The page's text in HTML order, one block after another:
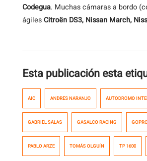
Codegua. Muchas cámaras a bordo
ágilesCitroën DS3, Nissan March,
Esta publicación esta
AIC ANDRES NARANJO AUTODROMO
GABRIEL SALAS GASALCO RACING
PABLO ARZE TOMÁS OLGUÍN TP 1600